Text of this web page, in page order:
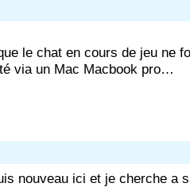
le chat en cours de jeu ne
via un Mac Macbook pro…
nouveau ici et je cherche a